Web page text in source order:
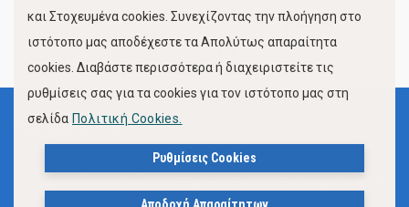
FOLLOW US
Όροι Χρήσης
Πολιτική Προστασίας Προσωπικών Δεδομένων
και Στοχευμένα cookies. Συνεχίζοντας την πλοήγηση στο
ιστότοπο μας αποδέχεστε τα Απολύτως απαραίτητα
cookies. Διαβάστε περισσότερα ή διαχειριστείτε τις
ρυθμίσεις σας για τα cookies για τον ιστότοπο μας στη
σελίδα Πολιτική Cookies.
Ρυθμίσεις Cookies